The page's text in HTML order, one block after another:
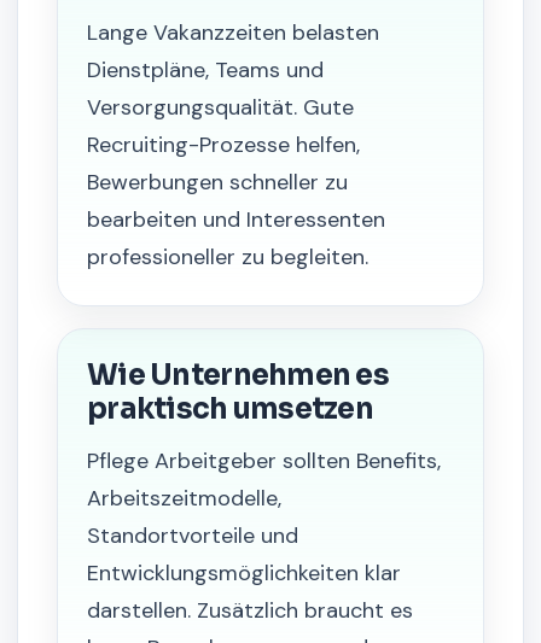
Lange Vakanzzeiten belasten
Dienstpläne, Teams und
Versorgungsqualität. Gute
Recruiting-Prozesse helfen,
Bewerbungen schneller zu
bearbeiten und Interessenten
professioneller zu begleiten.
Wie Unternehmen es
praktisch umsetzen
Pflege Arbeitgeber sollten Benefits,
Arbeitszeitmodelle,
Standortvorteile und
Entwicklungsmöglichkeiten klar
darstellen. Zusätzlich braucht es